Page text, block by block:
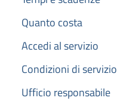
Quanto costa
Accedi al servizio
Condizioni di servizio
Ufficio responsabile